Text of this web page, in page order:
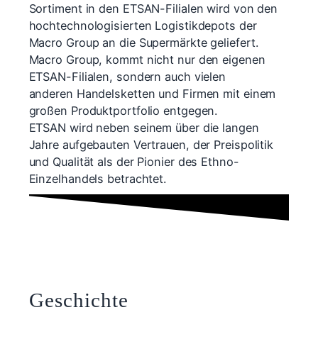
Sortiment in den ETSAN-Filialen wird von den
hochtechnologisierten Logistikdepots der
Macro Group an die Supermärkte geliefert.
Macro Group, kommt nicht nur den eigenen
ETSAN-Filialen, sondern auch vielen
anderen Handelsketten und Firmen mit einem
großen Produktportfolio entgegen.
ETSAN wird neben seinem über die langen
Jahre aufgebauten Vertrauen, der Preispolitik
und Qualität als der Pionier des Ethno-
Einzelhandels betrachtet.
Geschichte